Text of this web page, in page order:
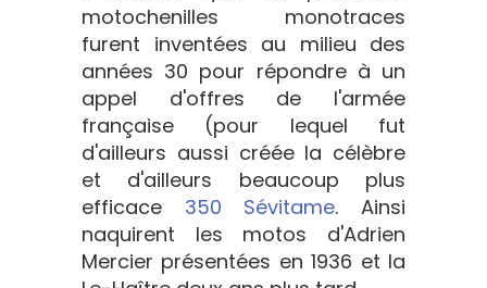
motochenilles monotraces
furent inventées au milieu des
années 30 pour répondre à un
appel d'offres de l'armée
française (pour lequel fut
d'ailleurs aussi créée la célèbre
et d'ailleurs beaucoup plus
efficace 350 Sévitame. Ainsi
naquirent les motos d'Adrien
Mercier présentées en 1936 et la